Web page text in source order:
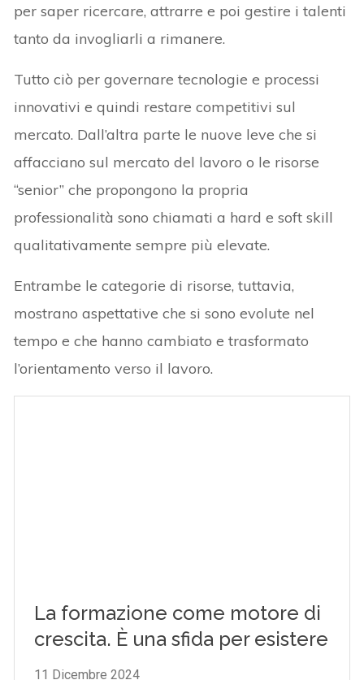
per saper ricercare, attrarre e poi gestire i talenti
tanto da invogliarli a rimanere.
Tutto ciò per governare tecnologie e processi
innovativi e quindi restare competitivi sul
mercato. Dall’altra parte le nuove leve che si
affacciano sul mercato del lavoro o le risorse
“senior” che propongono la propria
professionalità sono chiamati a hard e soft skill
qualitativamente sempre più elevate.
Entrambe le categorie di risorse, tuttavia,
mostrano aspettative che si sono evolute nel
tempo e che hanno cambiato e trasformato
l’orientamento verso il lavoro.